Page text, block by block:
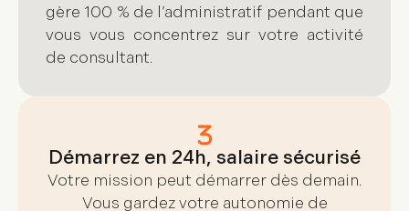
gère 100 % de l’administratif pendant que
vous vous concentrez sur votre activité
de consultant.
Démarrez en 24h, salaire sécurisé
Votre mission peut démarrer dès demain.
Vous gardez votre autonomie de